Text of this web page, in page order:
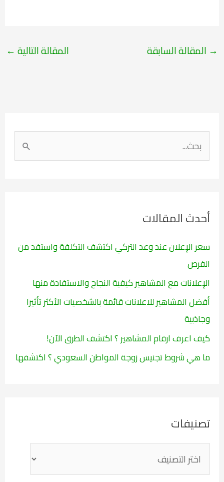
→ المقالة السابقة المقالة التالية←
ل
ث
ع
ن
أحدث المقالات
سعر الإعلان عند وعد التركي اكتشف التكلفة واستفد من
الفرص
الإعلانات مع المشاهير كيفية النجاح والاستفادة منها
أفضل المشاهير للاعلانات قائمة بالشخصيات الأكثر تأثيرا
وجاذبية
كيف اعرف ارقام المشاهير ؟ اكتشف الطرق الآن!
ما هي شروط تجنيس زوجة المواطن السعودي ؟ اكتشفها
تصنيفات